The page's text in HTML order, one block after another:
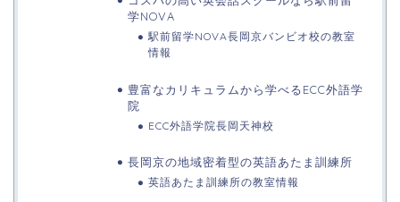
学NOVA
駅前留学NOVA長岡京バンビオ校の教室
情報
豊富なカリキュラムから学べるECC外語学
院
ECC外語学院長岡天神校
長岡京の地域密着型の英語あたま訓練所
英語あたま訓練所の教室情報